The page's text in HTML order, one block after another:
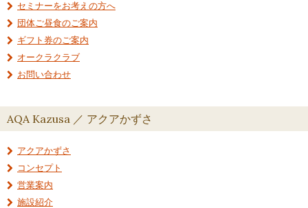
セミナーをお考えの方へ
団体ご昼食のご案内
ギフト券のご案内
オークラクラブ
お問い合わせ
AQA Kazusa ／ アクアかずさ
アクアかずさ
コンセプト
営業案内
施設紹介